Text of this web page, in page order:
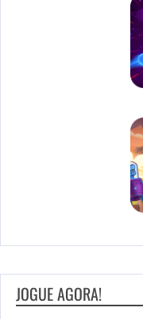
JOGUE AGORA!